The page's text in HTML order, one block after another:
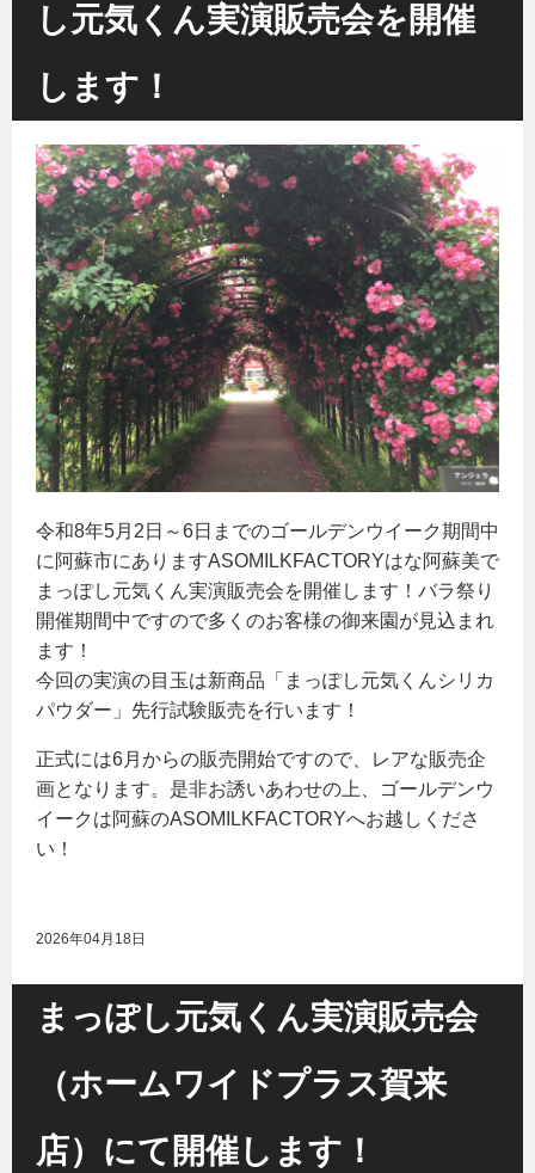
し元気くん実演販売会を開催
します！
令和8年5月2日～6日までのゴールデンウイーク期間中
に阿蘇市にありますASOMILKFACTORYはな阿蘇美で
まっぽし元気くん実演販売会を開催します！バラ祭り
開催期間中ですので多くのお客様の御来園が見込まれ
ます！
今回の実演の目玉は新商品「まっぽし元気くんシリカ
パウダー」先行試験販売を行います！
正式には6月からの販売開始ですので、レアな販売企
画となります。是非お誘いあわせの上、ゴールデンウ
イークは阿蘇のASOMILKFACTORYへお越しくださ
い！
2026年04月18日
まっぽし元気くん実演販売会
（ホームワイドプラス賀来
店）にて開催します！